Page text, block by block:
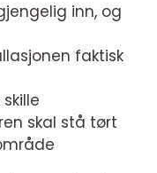
inn, og
faktisk
skal stå tørt